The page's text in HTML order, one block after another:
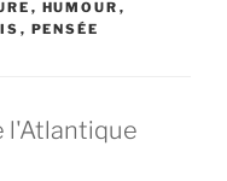
, HUMOUR ,
, PENSÉE
l'Atlantique